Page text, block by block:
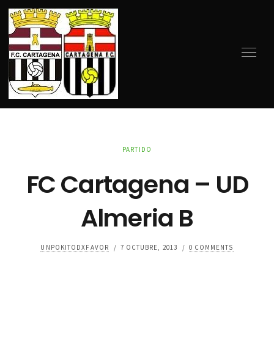
PARTIDO
FC Cartagena – UD
Almeria B
UNPOKITODXFAVOR / 7 OCTUBRE, 2013 / 0 COMMENTS